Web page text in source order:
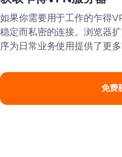
如果你需要用于工作的乍得
稳定而私密的连接。浏览器
序为日常业务使用提供了更多
免费